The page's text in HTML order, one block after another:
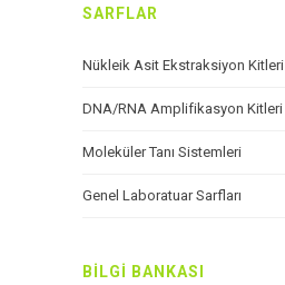
SARFLAR
Nükleik Asit Ekstraksiyon Kitleri
DNA/RNA Amplifikasyon Kitleri
Moleküler Tanı Sistemleri
Genel Laboratuar Sarfları
BİLGİ BANKASI